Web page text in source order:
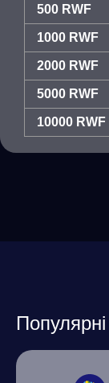
500 RWF
1000 RWF
2000 RWF
5000 RWF
10000 RWF